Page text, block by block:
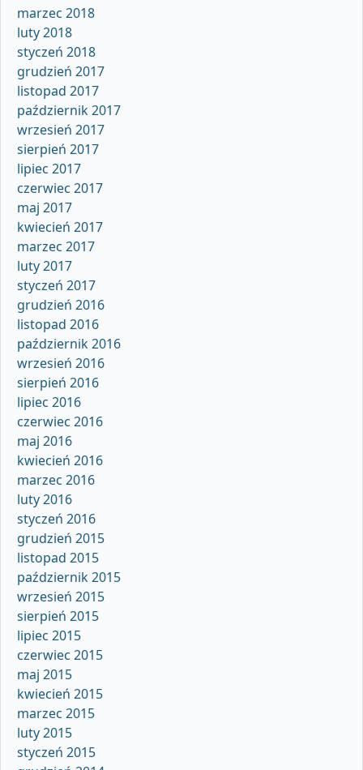
marzec 2018
luty 2018
styczeń 2018
grudzień 2017
listopad 2017
październik 2017
wrzesień 2017
sierpień 2017
lipiec 2017
czerwiec 2017
maj 2017
kwiecień 2017
marzec 2017
luty 2017
styczeń 2017
grudzień 2016
listopad 2016
październik 2016
wrzesień 2016
sierpień 2016
lipiec 2016
czerwiec 2016
maj 2016
kwiecień 2016
marzec 2016
luty 2016
styczeń 2016
grudzień 2015
listopad 2015
październik 2015
wrzesień 2015
sierpień 2015
lipiec 2015
czerwiec 2015
maj 2015
kwiecień 2015
marzec 2015
luty 2015
styczeń 2015